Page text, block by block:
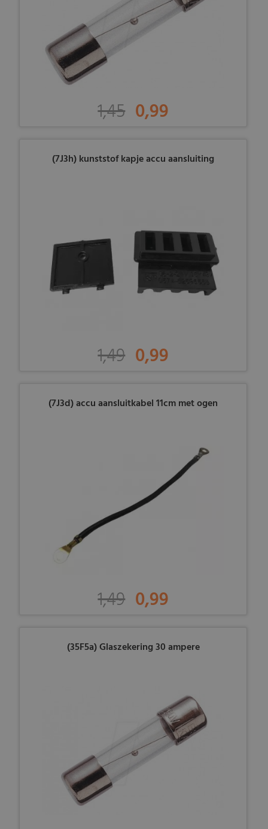
1,45 0,99
(7J3h) kunststof kapje accu aansluiting
1,49 0,99
(7J3d) accu aansluitkabel 11cm met ogen
1,49 0,99
(35F5a) Glaszekering 30 ampere